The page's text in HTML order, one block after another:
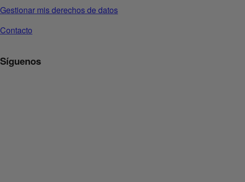
Gestionar mis derechos de datos
Contacto
Síguenos